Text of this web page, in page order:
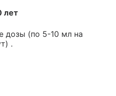
лет
дозы (по 5-10 мл на
.